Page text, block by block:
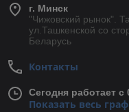
г. Минск
"Чижовский рынок".
ул.Ташкенской со
Беларусь
Контакты
Сегодня работает с
Показать весь